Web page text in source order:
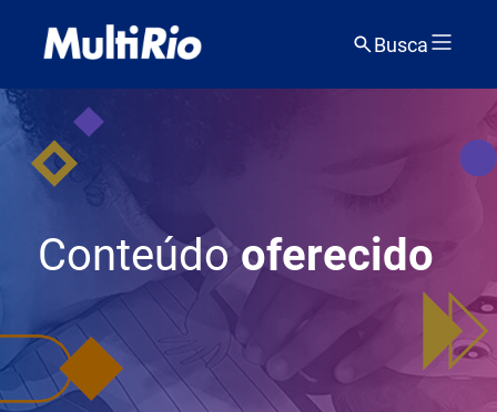
Busca
Conteúdooferecido